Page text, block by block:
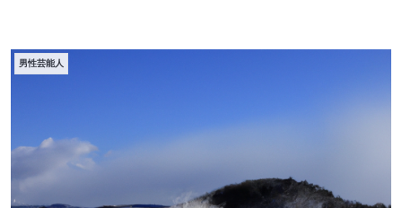
男性芸能人